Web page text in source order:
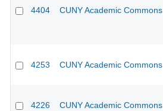
4404 CUNY Academic Commons
4253 CUNY Academic Commons
4226 CUNY Academic Commons